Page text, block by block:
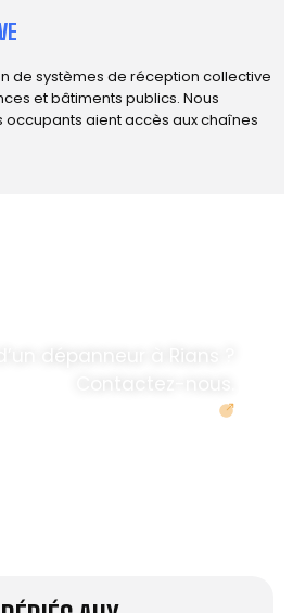
de systèmes de réception collective
et bâtiments publics. Nous
occupants aient accès aux chaînes
dépanneur à Rians ?